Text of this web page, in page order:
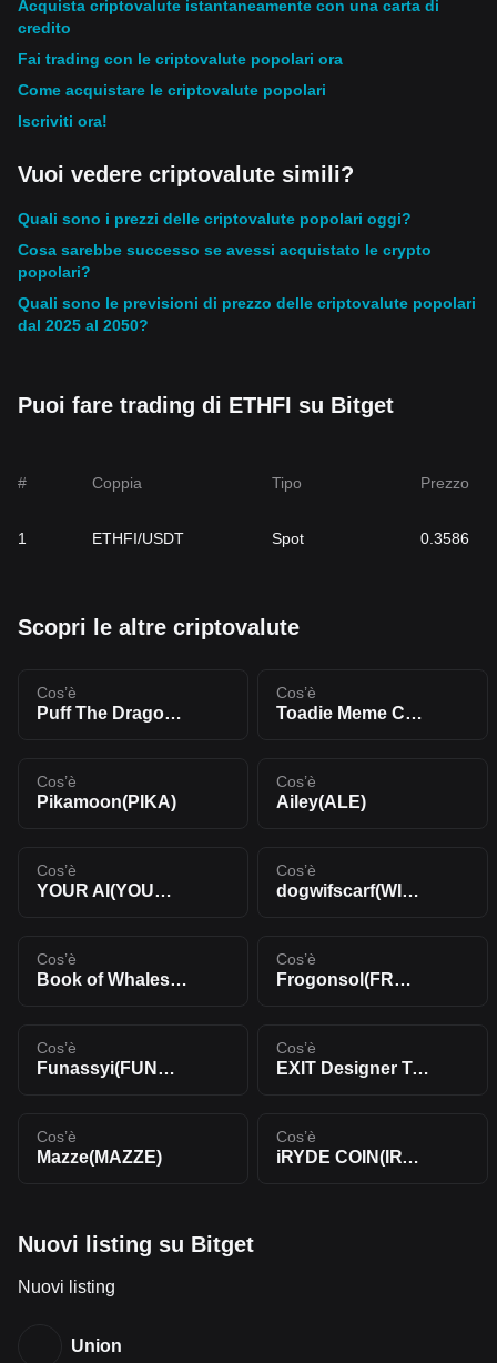
Acquista criptovalute istantaneamente con una carta di
credito
Fai trading con le criptovalute popolari ora
Come acquistare le criptovalute popolari
Iscriviti ora!
Vuoi vedere criptovalute simili?
Quali sono i prezzi delle criptovalute popolari oggi?
Cosa sarebbe successo se avessi acquistato le crypto
popolari?
Quali sono le previsioni di prezzo delle criptovalute popolari
dal 2025 al 2050?
Puoi fare trading di ETHFI su Bitget
# Coppia Tipo Prezzo
1 ETHFI/USDT Spot 0.3586
Scopri le altre criptovalute
Cos’è
Puff The Dragon(PUFF)
Cos’è
Toadie Meme Coin(TOAD)
Cos’è
Pikamoon(PIKA)
Cos’è
Ailey(ALE)
Cos’è
YOUR AI(YOURAI)
Cos’è
dogwifscarf(WIFS)
Cos’è
Book of Whales(BOWE)
Cos’è
Frogonsol(FROG)
Cos’è
Funassyi(FUNASSYI)
Cos’è
EXIT Designer Token(EXIT)
Cos’è
Mazze(MAZZE)
Cos’è
iRYDE COIN(IRYDE)
Nuovi listing su Bitget
Nuovi listing
Union